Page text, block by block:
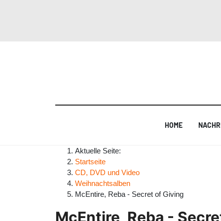
HOME
Aktuelle Seite:
Startseite
CD, DVD und Video
Weihnachtsalben
McEntire, Reba - Secret of Giving
McEntire, Reba -